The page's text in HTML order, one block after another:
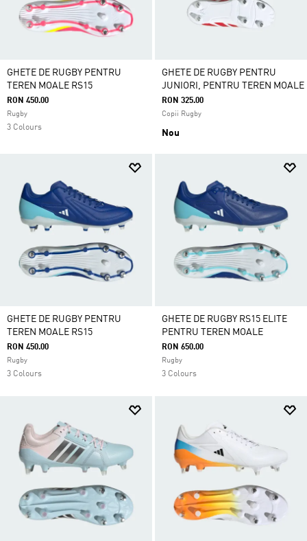
GHETE DE RUGBY PENTRU
TEREN MOALE RS15
RON 450.00
Rugby
3 Colours
GHETE DE RUGBY PENTRU
JUNIORI, PENTRU TEREN MOALE
RON 325.00
Copii Rugby
Nou
GHETE DE RUGBY PENTRU
TEREN MOALE RS15
RON 450.00
Rugby
3 Colours
GHETE DE RUGBY RS15 ELITE
PENTRU TEREN MOALE
RON 650.00
Rugby
3 Colours